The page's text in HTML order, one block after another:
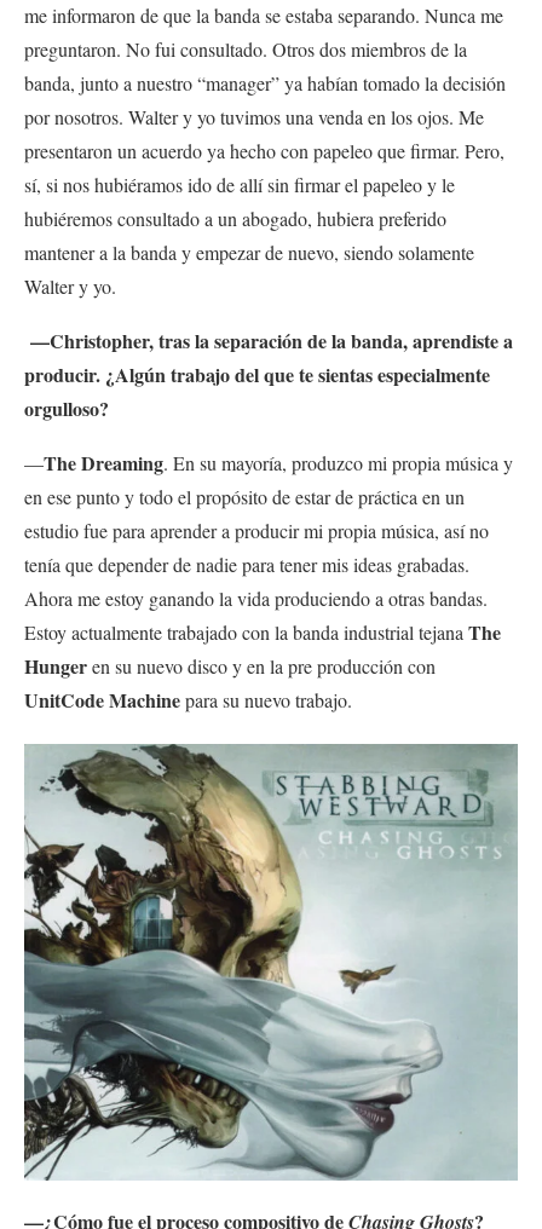
me informaron de que la banda se estaba separando. Nunca me
preguntaron. No fui consultado. Otros dos miembros de la
banda, junto a nuestro “manager” ya habían tomado la decisión
por nosotros. Walter y yo tuvimos una venda en los ojos. Me
presentaron un acuerdo ya hecho con papeleo que firmar. Pero,
sí, si nos hubiéramos ido de allí sin firmar el papeleo y le
hubiéremos consultado a un abogado, hubiera preferido
mantener a la banda y empezar de nuevo, siendo solamente
Walter y yo.
—Christopher, tras la separación de la banda, aprendiste a
producir. ¿Algún trabajo del que te sientas especialmente
orgulloso?
—The Dreaming. En su mayoría, produzco mi propia música y
en ese punto y todo el propósito de estar de práctica en un
estudio fue para aprender a producir mi propia música, así no
tenía que depender de nadie para tener mis ideas grabadas.
Ahora me estoy ganando la vida produciendo a otras bandas.
Estoy actualmente trabajado con la banda industrial tejana The
Hungeren su nuevo disco y en la pre producción con
UnitCode Machinepara su nuevo trabajo.
—¿Cómo fue el proceso compositivo deChasing Ghosts?